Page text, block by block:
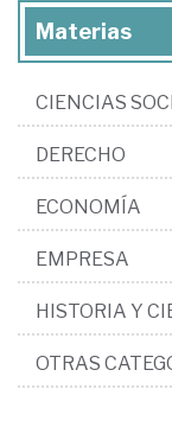
Materias
CIENCIAS
DERECHO
ECONOMÍA
EMPRESA
HISTORIA Y
OTRAS